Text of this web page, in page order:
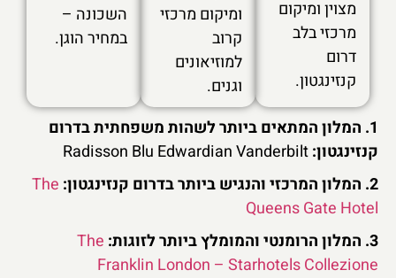
ומיקום מרכזי
קרוב
למוזיאונים
וגנים.
מצוין ומיקום
מרכזי בלב
דרום
קנזינגטון.
השכונה –
במחיר הוגן.
1. המלון המתאים ביותר לשהות משפחתית בדרום
קנזינגטון:
2. המלון המרכזי והנגיש ביותר בדרום קנזינגטון:
The
Queens Gate Hotel
3. המלון הרומנטי והמומלץ ביותר לזוגות:
The
Franklin London – Starhotels Collezione